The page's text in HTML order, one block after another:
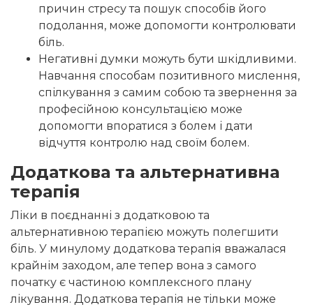
причин стресу та пошук способів його
подолання, може допомогти контролювати
біль.
Негативні думки можуть бути шкідливими.
Навчання способам позитивного мислення,
спілкування з самим собою та звернення за
професійною консультацією може
допомогти впоратися з болем і дати
відчуття контролю над своїм болем.
Додаткова та альтернативна
терапія
Ліки в поєднанні з додатковою та
альтернативною терапією можуть полегшити
біль. У минулому додаткова терапія вважалася
крайнім заходом, але тепер вона з самого
початку є частиною комплексного плану
лікування. Додаткова терапія не тільки може